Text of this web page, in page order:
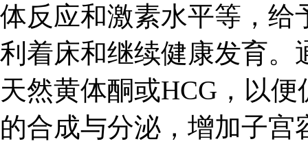
体反应和激素水平等，给
利着床和继续健康发育。
天然黄体酮或HCG，以
的合成与分泌，增加子